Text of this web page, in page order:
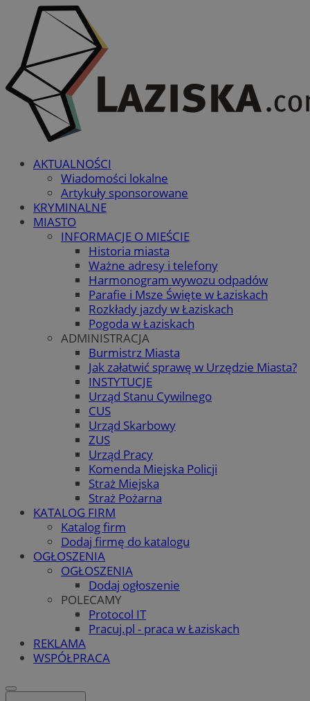
AKTUALNOŚCI
Wiadomości lokalne
Artykuły sponsorowane
KRYMINALNE
MIASTO
INFORMACJE O MIEŚCIE
Historia miasta
Ważne adresy i telefony
Harmonogram wywozu odpadów
Parafie i Msze Święte w Łaziskach
Rozkłady jazdy w Łaziskach
Pogoda w Łaziskach
ADMINISTRACJA
Burmistrz Miasta
Jak załatwić sprawę w Urzędzie Miasta?
INSTYTUCJE
Urząd Stanu Cywilnego
CUS
Urząd Skarbowy
ZUS
Urząd Pracy
Komenda Miejska Policji
Straż Miejska
Straż Pożarna
KATALOG FIRM
Katalog firm
Dodaj firmę do katalogu
OGŁOSZENIA
OGŁOSZENIA
Dodaj ogłoszenie
POLECAMY
Protocol IT
Pracuj.pl - praca w Łaziskach
REKLAMA
WSPÓŁPRACA